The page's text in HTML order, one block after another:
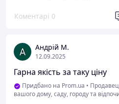
Коментарі 0
Андрій М.
12.09.2025
Гарна якість за таку ціну
Придбано на Prom.ua •
вашого дому, саду, городу та